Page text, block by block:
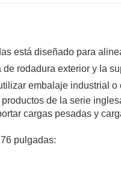
está diseñado para
rodadura exterior y la
embalaje industrial
de la serie
cargas pesadas y
pulgadas: